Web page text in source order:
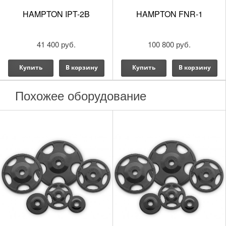
Единственная продукция на европейском рынке,
которая совмещается с грифом с пятью видами
захватов (против защемлений)
Сделаны из чистого уретана или чугуна (Olympic Grip
Iron)
HAMPTON IPT-2B
41 400 руб.
Купить В корзину
HAMPTON FNR-1
100 800 руб.
Купить В корзину
Похожее оборудование